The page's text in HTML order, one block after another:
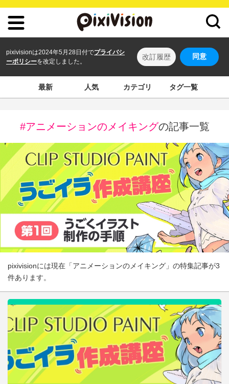
pixivisionは2024年5月28日付でプライバシ
ーポリシーを改定しました。
改訂履歴 同意
最新 人気 カテゴリ タグ一覧
#アニメーションのメイキングの記事一覧
pixivisionには現在「アニメーションのメイキング」の特集記事が3
件あります。